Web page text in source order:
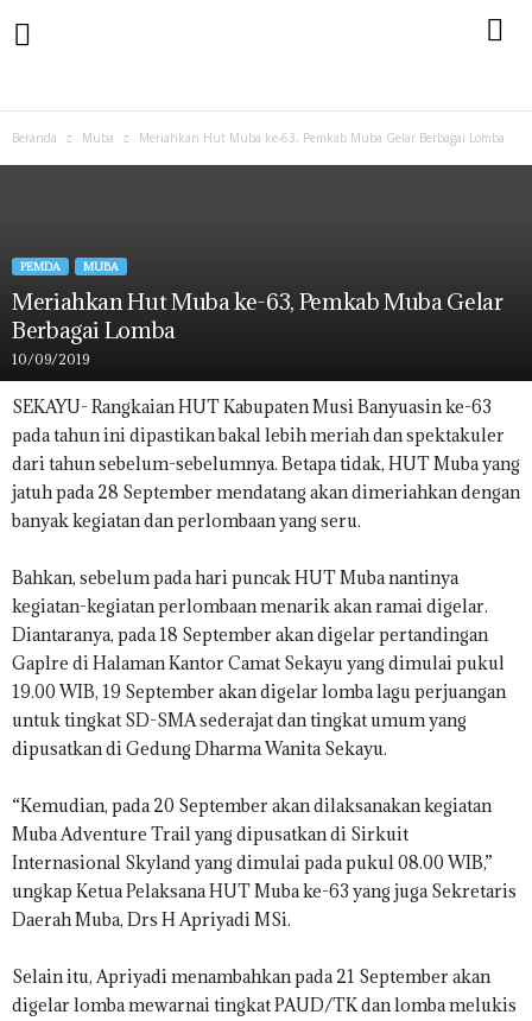
Beranda Muba Meriahkan Hut Muba ke-63, Pemkab Muba Gelar Berbagai Lomba
PEMDA MUBA
Meriahkan Hut Muba ke-63, Pemkab Muba Gelar
Berbagai Lomba
10/09/2019
SEKAYU- Rangkaian HUT Kabupaten Musi Banyuasin ke-63
pada tahun ini dipastikan bakal lebih meriah dan spektakuler
dari tahun sebelum-sebelumnya. Betapa tidak, HUT Muba yang
jatuh pada 28 September mendatang akan dimeriahkan dengan
banyak kegiatan dan perlombaan yang seru.
Bahkan, sebelum pada hari puncak HUT Muba nantinya
kegiatan-kegiatan perlombaan menarik akan ramai digelar.
Diantaranya, pada 18 September akan digelar pertandingan
Gaplre di Halaman Kantor Camat Sekayu yang dimulai pukul
19.00 WIB, 19 September akan digelar lomba lagu perjuangan
untuk tingkat SD-SMA sederajat dan tingkat umum yang
dipusatkan di Gedung Dharma Wanita Sekayu.
“Kemudian, pada 20 September akan dilaksanakan kegiatan
Muba Adventure Trail yang dipusatkan di Sirkuit
Internasional Skyland yang dimulai pada pukul 08.00 WIB,”
ungkap Ketua Pelaksana HUT Muba ke-63 yang juga Sekretaris
Daerah Muba, Drs H Apriyadi MSi.
Selain itu, Apriyadi menambahkan pada 21 September akan
digelar lomba mewarnai tingkat PAUD/TK dan lomba melukis